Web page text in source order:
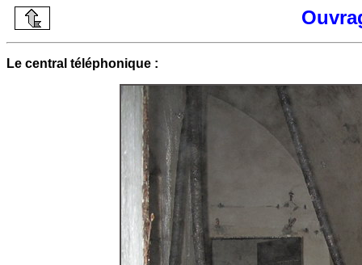
Le central téléphonique :